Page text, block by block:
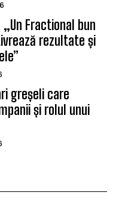
Fractional bun
rezultate și
greșeli care
și rolul unui